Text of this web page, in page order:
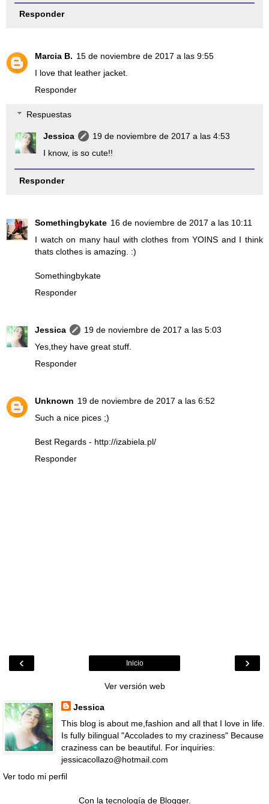
Responder
Marcia B. 15 de noviembre de 2017 a las 9:55
I love that leather jacket.
Responder
Respuestas
Jessica
19 de noviembre de 2017 a las 4:53
I know, is so cute!!
Responder
Somethingbykate 16 de noviembre de 2017 a las 10:11
I watch on many haul with clothes from YOINS and I think
thats clothes is amazing. :)
Somethingbykate
Responder
Jessica
19 de noviembre de 2017 a las 5:03
Yes,they have great stuff.
Responder
Unknown 19 de noviembre de 2017 a las 6:52
Such a nice pices ;)
Best Regards - http://izabiela.pl/
Responder
‹ ›
Inicio
Ver versión web
Jessica
This blog is about me,fashion and all that I love in life.
Is fully bilingual "Accolades to my craziness" Because
craziness can be beautiful. For inquiries:
jessicacollazo@hotmail.com
Ver todo mi perfil
Con la tecnología de Blogger.